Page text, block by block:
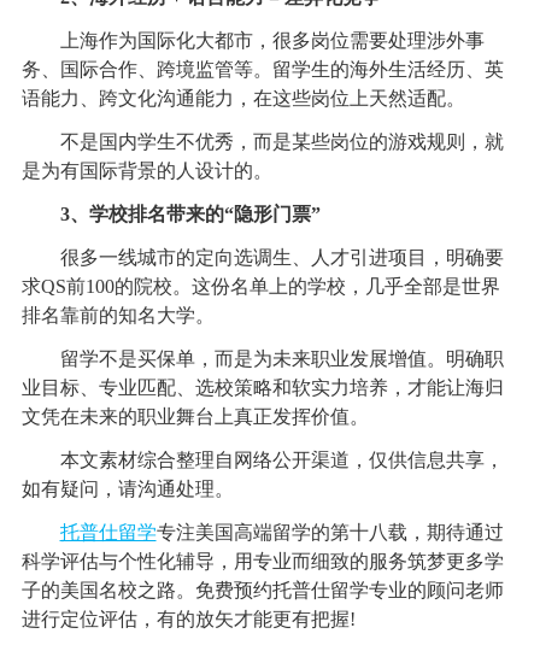
上海作为国际化大都市，很多岗位需要处理涉外事
务、国际合作、跨境监管等。留学生的海外生活经历、英
语能力、跨文化沟通能力，在这些岗位上天然适配。
不是国内学生不优秀，而是某些岗位的游戏规则，就
是为有国际背景的人设计的。
3、学校排名带来的“隐形门票”
很多一线城市的定向选调生、人才引进项目，明确要
求QS前100的院校。这份名单上的学校，几乎全部是世界
排名靠前的知名大学。
留学不是买保单，而是为未来职业发展增值。明确职
业目标、专业匹配、选校策略和软实力培养，才能让海归
文凭在未来的职业舞台上真正发挥价值。
本文素材综合整理自网络公开渠道，仅供信息共享，
如有疑问，请沟通处理。
托普仕留学专注美国高端留学的第十八载，期待通过
科学评估与个性化辅导，用专业而细致的服务筑梦更多学
子的美国名校之路。免费预约托普仕留学专业的顾问老师
进行定位评估，有的放矢才能更有把握!